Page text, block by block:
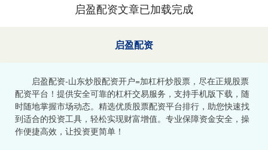
启盈配资文章已加载完成
启盈配资
启盈配资-山东炒股配资开户=加杠杆炒股票，尽在正规股票
配资平台！提供安全可靠的杠杆交易服务，支持手机版下载，随
时随地掌握市场动态。精选优质股票配资平台排行，助您快速找
到适合的投资工具，轻松实现财富增值。专业保障资金安全，操
作便捷高效，让投资更简单！